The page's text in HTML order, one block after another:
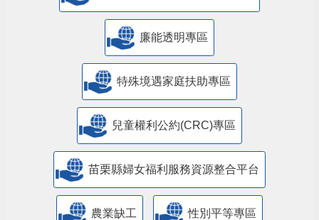
廉能透明專區
特殊境遇家庭扶助專區
兒童權利公約(CRC)專區
苗栗縣婦女福利服務資源整合平台
農業缺工 性別平等專區